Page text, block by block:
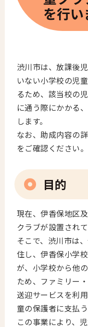
を行い
渋川市は、放課後
いない小学校の児
るため、該当校の
に通う際にかかる
します。
なお、助成内容の
をご確認ください。
目的
現在、伊香保地区
クラブが設置されて
そこで、渋川市は
住し、伊香保小学
が、小学校から他
ため、ファミリー
送迎サービスを利
童の保護者に支払
この事業により、